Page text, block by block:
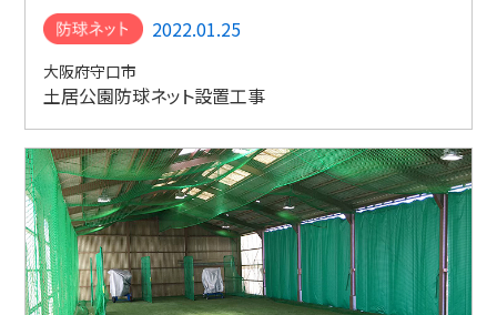
2022.01.25
大阪府守口市
土居公園防球ネット設置工事